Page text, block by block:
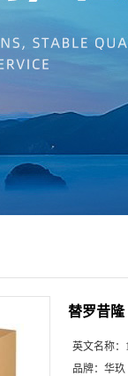
替罗昔隆
英文名称：
品牌： 华玖